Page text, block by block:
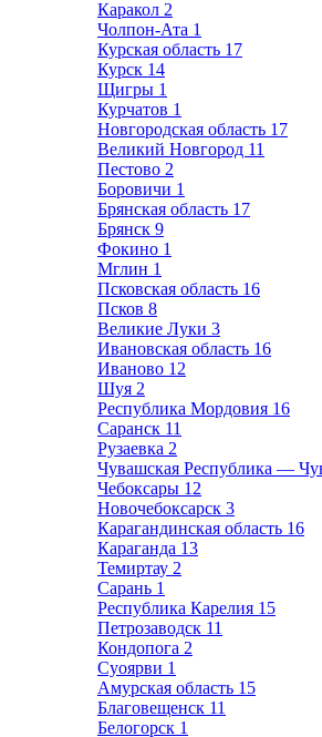
Каракол 2
Чолпон-Ата 1
Курская область 17
Курск 14
Щигры 1
Курчатов 1
Новгородская область 17
Великий Новгород 11
Пестово 2
Боровичи 1
Брянская область 17
Брянск 9
Фокино 1
Мглин 1
Псковская область 16
Псков 8
Великие Луки 3
Ивановская область 16
Иваново 12
Шуя 2
Республика Мордовия 16
Саранск 11
Рузаевка 2
Чувашская Республика —
Чебоксары 12
Новочебоксарск 3
Карагандинская область 16
Караганда 13
Темиртау 2
Сарань 1
Республика Карелия 15
Петрозаводск 11
Кондопога 2
Суоярви 1
Амурская область 15
Благовещенск 11
Белогорск 1